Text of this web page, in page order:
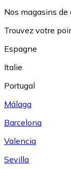
Nos magasins de
Trouvez votre
Espagne
Italie
Portugal
Málaga
Barcelona
Valencia
Sevilla